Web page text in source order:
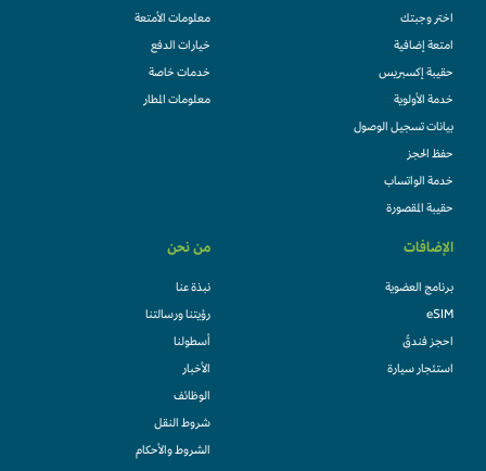
اختر وجبتك
امتعة إضافية
حقيبة إكسبريس
خدمة الأولوية
بيانات تسجيل الوصول
حفظ الحجز
خدمة الواتساب
حقيبة المقصورة
معلومات الأمتعة
خيارات الدفع
خدمات خاصة
معلومات المطار
الإضافات
برنامج العضوية
eSIM
احجز فندقً
استئجار سيارة
من نحن
نبذة عنا
رؤيتنا ورسالتنا
أسطولنا
الأخبار
الوظائف
شروط النقل
الشروط والأحكام